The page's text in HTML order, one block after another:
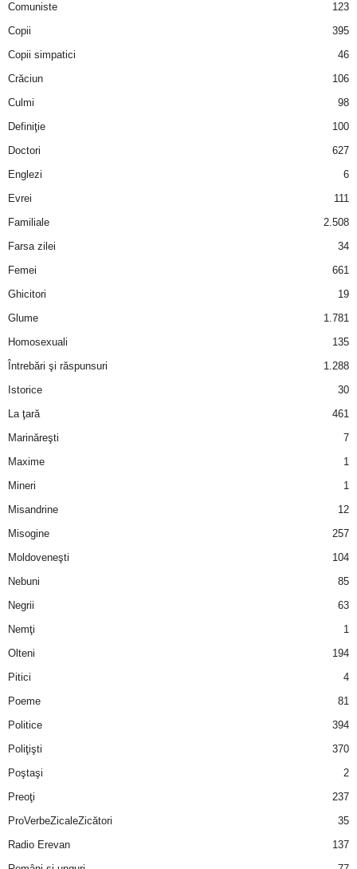
Comuniste
123
Copii
395
Copii simpatici
46
Crăciun
106
Culmi
98
Definiţie
100
Doctori
627
Englezi
6
Evrei
111
Familiale
2.508
Farsa zilei
34
Femei
661
Ghicitori
19
Glume
1.781
Homosexuali
135
Întrebări şi răspunsuri
1.288
Istorice
30
La ţară
461
Marinăreşti
7
Maxime
1
Mineri
1
Misandrine
12
Misogine
257
Moldoveneşti
104
Nebuni
85
Negrii
63
Nemţi
1
Olteni
194
Pitici
4
Poeme
81
Politice
394
Poliţişti
370
Poştaşi
2
Preoţi
237
ProVerbeZicaleZicători
35
Radio Erevan
137